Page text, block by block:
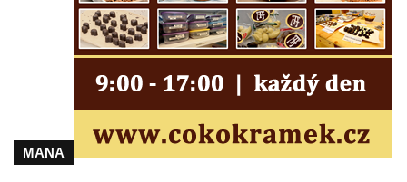
v Mikulášovicích
Kříž před kostelem svatých Petra a Pavla v
Růžové
Centrální kříž na starém hřbitově ve
Vilémově
Centrální kříž na novém hřbitově ve
Vilémově
MANA